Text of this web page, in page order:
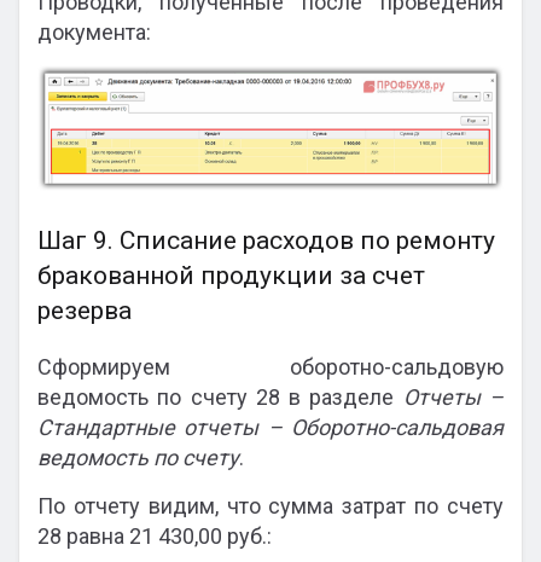
документа:
Шаг 9. Списание расходов по ремонту
бракованной продукции за счет
резерва
Сформируем оборотно-сальдовую
ведомость по счету 28 в разделе Отчеты –
Стандартные отчеты – Оборотно-сальдовая
ведомость по счету.
По отчету видим, что сумма затрат по счету
28 равна 21 430,00 руб.: